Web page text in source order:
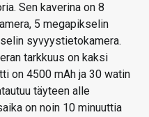
Sen kaverina on 8
5 megapikselin
syvyystietokamera.
tarkkuus on kaksi
on 4500 mAh ja 30 watin
täyteen alle
on noin 10 minuuttia